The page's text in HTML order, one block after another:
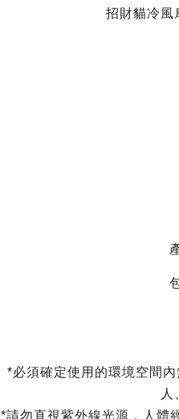
招財貓冷風
*必須確定使用的環境空間
人
*請勿直視紫外線光源，人體